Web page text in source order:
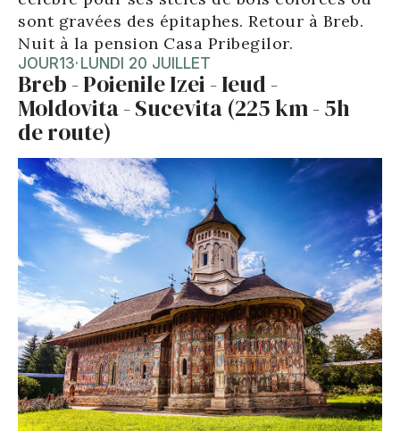
sont gravées des épitaphes. Retour à Breb.
Nuit à la pension Casa Pribegilor.
JOUR13· LUNDI 20 JUILLET
Breb - Poienile Izei - Ieud -
Moldovita - Sucevita (225 km - 5h
de route)